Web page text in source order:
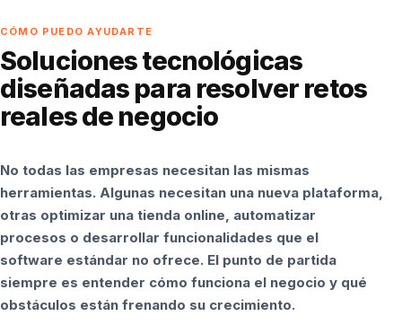
CÓMO PUEDO AYUDARTE
Soluciones tecnológicas
diseñadas para resolver retos
reales de negocio
No todas las empresas necesitan las mismas
herramientas. Algunas necesitan una nueva plataforma,
otras optimizar una tienda online, automatizar
procesos o desarrollar funcionalidades que el
software estándar no ofrece. El punto de partida
siempre es entender cómo funciona el negocio y qué
obstáculos están frenando su crecimiento.